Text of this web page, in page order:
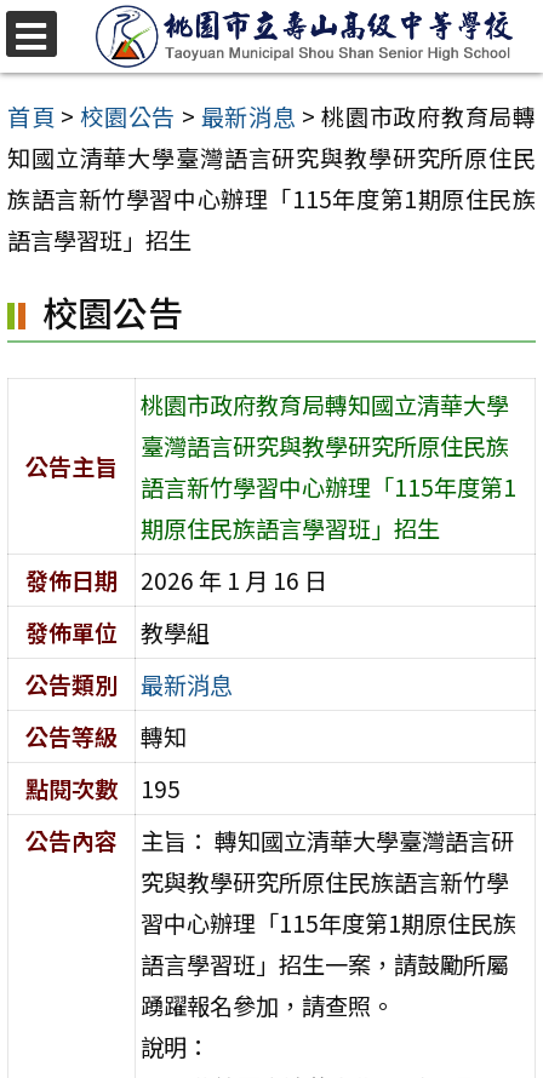
跳
至
主
要
內
容
首頁 > 校園公告 > 最新消息 > 桃園市政府教育局轉
知國立清華大學臺灣語言研究與教學研究所原住民
族語言新竹學習中心辦理「115年度第1期原住民族
語言學習班」招生
校園公告
公告主旨
桃園市政府教育局轉知國立清華大學
臺灣語言研究與教學研究所原住民族
語言新竹學習中心辦理「115年度第1
期原住民族語言學習班」招生
發佈日期
2026 年 1 月 16 日
發佈單位
教學組
公告類別
最新消息
公告等級
轉知
點閱次數
195
公告內容
主旨： 轉知國立清華大學臺灣語言研
究與教學研究所原住民族語言新竹學
習中心辦理「115年度第1期原住民族
語言學習班」招生一案，請鼓勵所屬
踴躍報名參加，請查照。
說明：
選
單